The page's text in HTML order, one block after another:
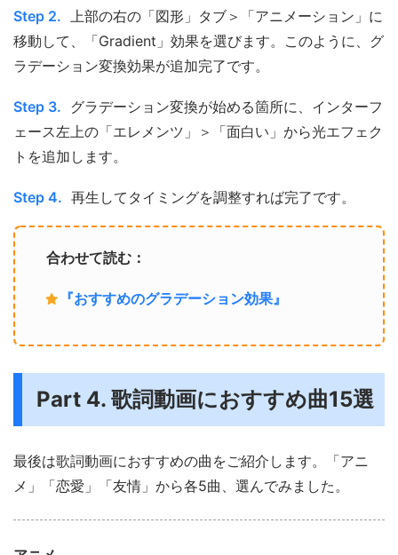
Step 2. 上部の右の「図形」タブ＞「アニメーション」に
移動して、「Gradient」効果を選びます。このように、グ
ラデーション変換効果が追加完了です。
Step 3. グラデーション変換が始める箇所に、インターフ
ェース左上の「エレメンツ」＞「面白い」から光エフェク
トを追加します。
Step 4. 再生してタイミングを調整すれば完了です。
合わせて読む：
『おすすめのグラデーション効果』
Part 4. 歌詞動画におすすめ曲15選
最後は歌詞動画におすすめの曲をご紹介します。「アニ
メ」「恋愛」「友情」から各5曲、選んでみました。